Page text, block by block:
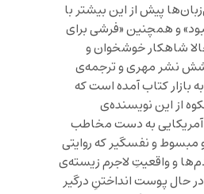
پیش از این بیشتر با
و همچنین «فرشی برای
شاهکار خوشخوان و
کوشش نشر مهری و ترجمه‌ی
بازار کتاب آمده است که
از این نویسنده‌ی
به دست مخاطب
مبسوط و نفسگیر که روایتی
و واقعیتِ لاجرم زیسته‌ی
حال پوست انداختنِ درگیر